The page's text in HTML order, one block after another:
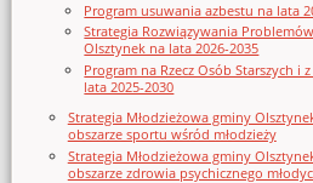
Program usuwania azbestu na lata
Strategia Rozwiązywania
Olsztynek na lata 2026-2035
Program na Rzecz Osób Starszych i
lata 2025-2030
Strategia Młodzieżowa gminy
obszarze sportu wśród młodzieży
Strategia Młodzieżowa gminy
obszarze zdrowia psychicznego